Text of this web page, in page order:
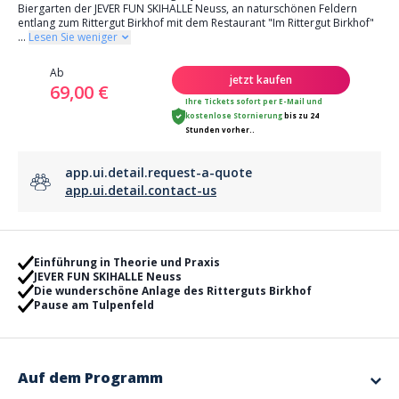
Biergarten der JEVER FUN SKIHALLE Neuss, an naturschönen Feldern
entlang zum Rittergut Birkhof mit dem Restaurant "Im Rittergut Birkhof"
... Lesen Sie weniger
Ab
69,00 €
jetzt kaufen
Ihre Tickets sofort per E-Mail und
kostenlose Stornierung bis zu 24
Stunden vorher..
app.ui.detail.request-a-quote
app.ui.detail.contact-us
Einführung in Theorie und Praxis
JEVER FUN SKIHALLE Neuss
Die wunderschöne Anlage des Ritterguts Birkhof
Pause am Tulpenfeld
Auf dem Programm